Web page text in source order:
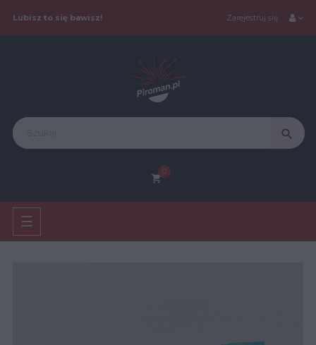
Lubisz to się bawisz! Zarejestruj się
search
shopping_cart
Toggle
navigation
☰